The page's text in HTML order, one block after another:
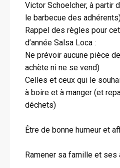
Victor Schoelcher, à partir
le barbecue des
Rappel des règles pour
d’année Salsa Loca :
Ne prévoir aucune pièce
achète ni ne se vend)
Celles et ceux qui le
à boire et à manger (et
déchets)
Être de bonne humeur et
Ramener sa famille et